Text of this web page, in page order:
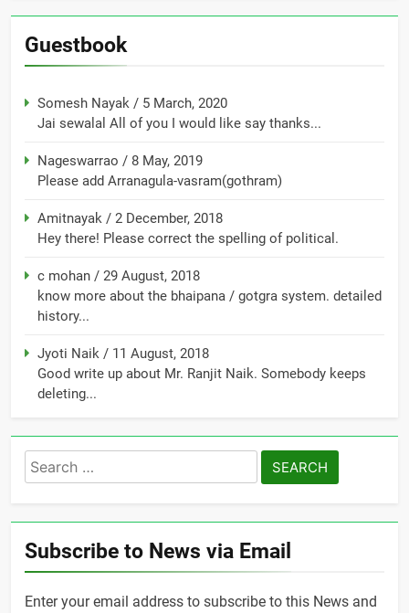
Guestbook
Somesh Nayak / 5 March, 2020
Jai sewalal All of you I would like say thanks...
Nageswarrao / 8 May, 2019
Please add Arranagula-vasram(gothram)
Amitnayak / 2 December, 2018
Hey there! Please correct the spelling of political.
c mohan / 29 August, 2018
know more about the bhaipana / gotgra system. detailed
history...
Jyoti Naik / 11 August, 2018
Good write up about Mr. Ranjit Naik. Somebody keeps
deleting...
Search
for:
Subscribe to News via Email
Enter your email address to subscribe to this News and